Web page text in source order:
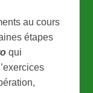
au cours
étapes
qui